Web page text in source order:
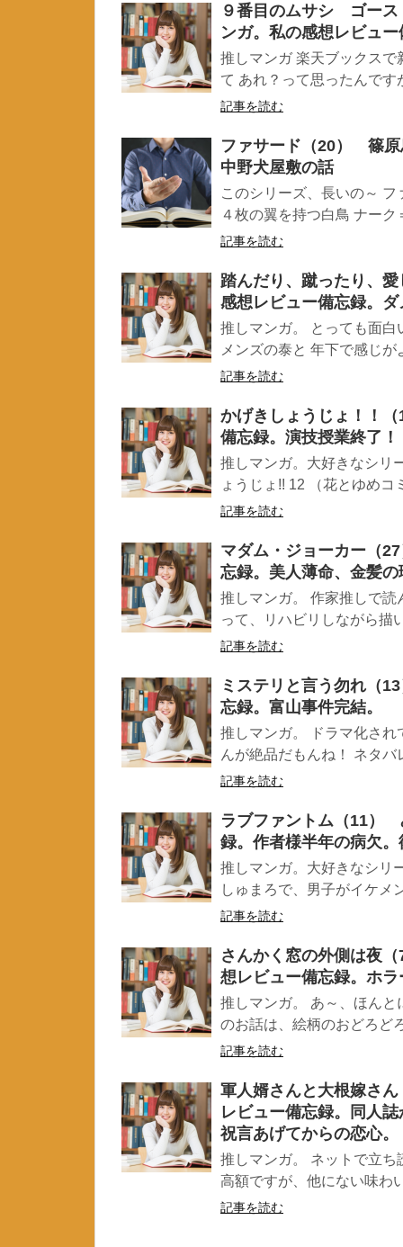
９番目のムサシ ゴー
ンガ。私の感想レビュ
推しマンガ 楽天ブックス
て あれ？って思ったんです
記事を読む
ファサード（20） 篠
中野犬屋敷の話
このシリーズ、長いの～
４枚の翼を持つ白鳥 ナーク
記事を読む
踏んだり、蹴ったり、
感想レビュー備忘録。
推しマンガ。 とっても面
メンズの泰と 年下で感じが
記事を読む
かげきしょうじょ！！
備忘録。演技授業終了！
推しマンガ。大好きなシリ
ょうじょ!! 12 （花とゆめコ
記事を読む
マダム・ジョーカー（
忘録。美人薄命、金髪
推しマンガ。 作家推しで
って、リハビリしながら描
記事を読む
ミステリと言う勿れ（
忘録。富山事件完結。
推しマンガ。 ドラマ化さ
んが絶品だもんね！ ネタバ
記事を読む
ラブファントム（11）
録。作者様半年の病欠
推しマンガ。大好きなシリ
しゅまろで、男子がイケメ
記事を読む
さんかく窓の外側は夜
想レビュー備忘録。ホ
推しマンガ。 あ～、ほん
のお話は、絵柄のおどろど
記事を読む
軍人婿さんと大根嫁さ
レビュー備忘録。同人
祝言あげてからの恋心。
推しマンガ。 ネットで立
高額ですが、他にない味わ
記事を読む